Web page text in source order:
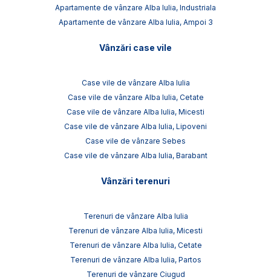
Apartamente de vânzare Alba Iulia, Industriala
Apartamente de vânzare Alba Iulia, Ampoi 3
Vânzări case vile
Case vile de vânzare Alba Iulia
Case vile de vânzare Alba Iulia, Cetate
Case vile de vânzare Alba Iulia, Micesti
Case vile de vânzare Alba Iulia, Lipoveni
Case vile de vânzare Sebes
Case vile de vânzare Alba Iulia, Barabant
Vânzări terenuri
Terenuri de vânzare Alba Iulia
Terenuri de vânzare Alba Iulia, Micesti
Terenuri de vânzare Alba Iulia, Cetate
Terenuri de vânzare Alba Iulia, Partos
Terenuri de vânzare Ciugud